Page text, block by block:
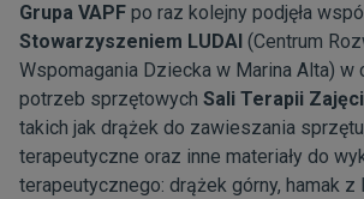
Grupa VAPF po raz kolejny podjęła
Stowarzyszeniem LUDAI (Centrum
Wspomagania Dziecka w Marina Alta) w
potrzeb sprzętowych Sali Terapii
takich jak drążek do zawieszania
terapeutyczne oraz inne materiały do
terapeutycznego: drążek górny, hamak z